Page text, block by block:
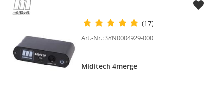
(17)
Art.-Nr.: SYN0004929-000
Miditech 4merge